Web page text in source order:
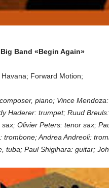
Band «Begin Again»
Forward Motion;
piano; Vince
Haderer: trumpet; Ruud
Olivier Peters: tenor sax;
trombone; Andrea Andreoli:
tuba; Paul Shigihara: guitar;